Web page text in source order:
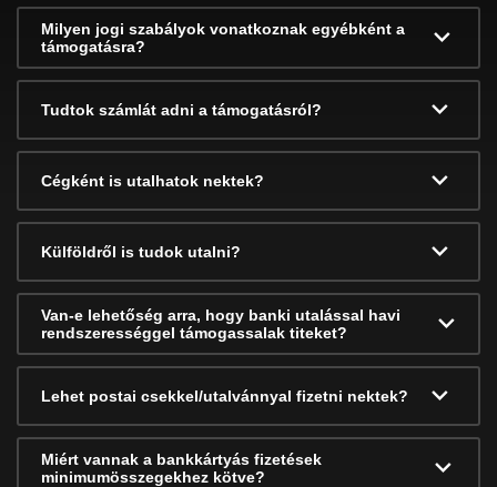
Milyen jogi szabályok vonatkoznak egyébként a
támogatásra?
Tudtok számlát adni a támogatásról?
Cégként is utalhatok nektek?
Külföldről is tudok utalni?
Van-e lehetőség arra, hogy banki utalással havi
rendszerességgel támogassalak titeket?
Lehet postai csekkel/utalvánnyal fizetni nektek?
Miért vannak a bankkártyás fizetések
minimumösszegekhez kötve?